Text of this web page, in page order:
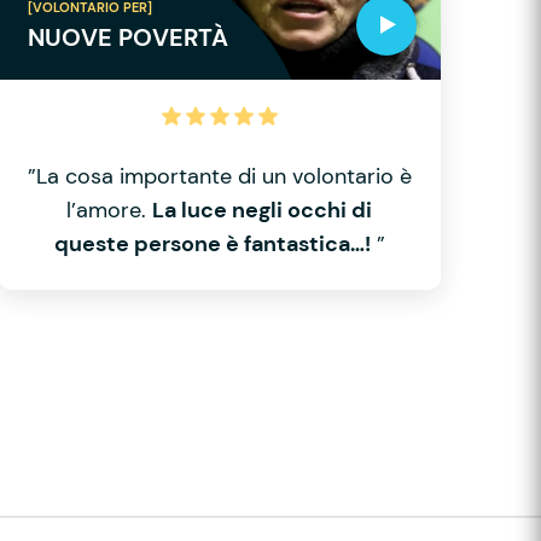
[VOLONTARIO PER]
NUOVE POVERTÀ
”La cosa importante di un volontario è
l’amore. La luce negli occhi di
queste persone è fantastica…! ”